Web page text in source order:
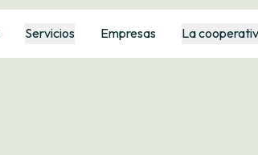
Servicios Empresas La